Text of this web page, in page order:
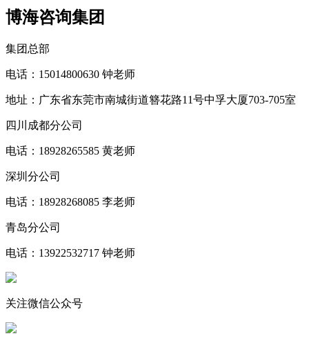
博海咨询集团
集团总部
电话：15014800630 钟老师
地址：广东省东莞市南城街道簪花路11号中孚大厦703-705室
四川成都分公司
电话：18928265585 黄老师
深圳分公司
电话：18928268085 李老师
青岛分公司
电话：13922532717 钟老师
关注微信公众号